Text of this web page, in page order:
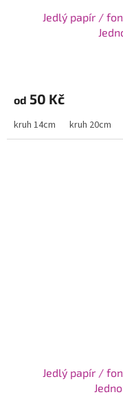
Jedlý papír /
od 50 Kč
kruh 14cm kruh 20cm
Jedlý papír /